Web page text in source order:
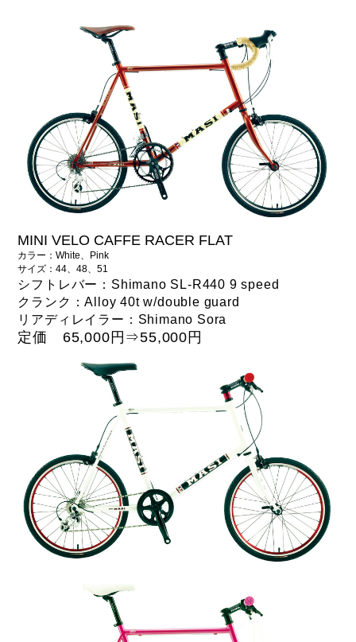
MINI VELO CAFFE RACER FLAT
カラー：White、Pink
サイズ：44、48、51
シフトレバー：Shimano SL-R440 9 speed
クランク：Alloy 40t w/double guard
リアディレイラー：Shimano Sora
定価 65,000円⇒55,000円